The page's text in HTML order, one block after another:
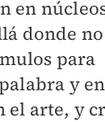
en
donde
para
y
el arte, y